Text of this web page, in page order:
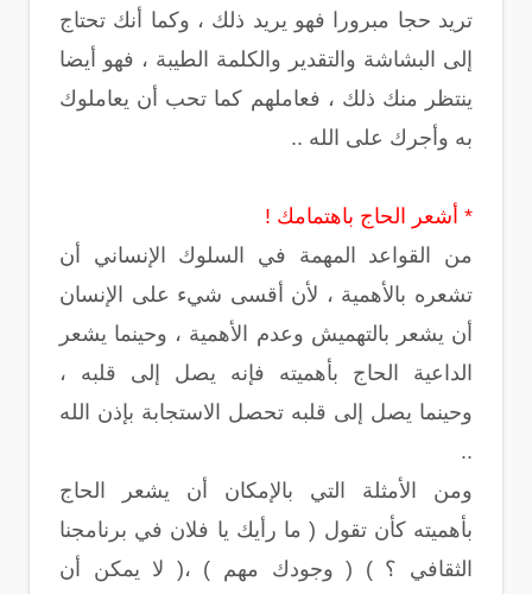
تريد حجا مبرورا فهو يريد ذلك ، وكما أنك تحتاج
إلى البشاشة والتقدير والكلمة الطيبة ، فهو أيضا
ينتظر منك ذلك ، فعاملهم كما تحب أن يعاملوك
به وأجرك على الله ..
* أشعر الحاج باهتمامك !
من القواعد المهمة في السلوك الإنساني أن
تشعره بالأهمية ، لأن أقسى شيء على الإنسان
أن يشعر بالتهميش وعدم الأهمية ، وحينما يشعر
الداعية الحاج بأهميته فإنه يصل إلى قلبه ،
وحينما يصل إلى قلبه تحصل الاستجابة بإذن الله
..
ومن الأمثلة التي بالإمكان أن يشعر الحاج
بأهميته كأن تقول ( ما رأيك يا فلان في برنامجنا
الثقافي ؟ ) ( وجودك مهم ) ،( لا يمكن أن